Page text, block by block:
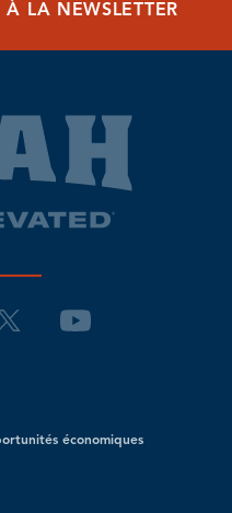
À LA NEWSLETTER
économiques